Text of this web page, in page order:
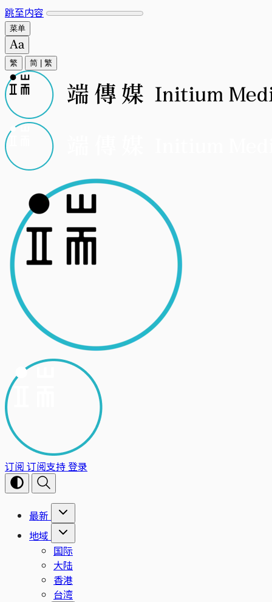
跳至内容
菜单
繁 简 繁
订阅 订阅支持登录
最新
地域
国际
大陆
香港
台湾